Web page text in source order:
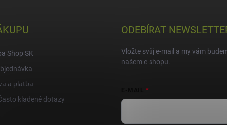
Shop SK
a platba
kladené dotazy
ODEBÍRAT
Vložte svůj e-mail a my vám
našem e-shopu.